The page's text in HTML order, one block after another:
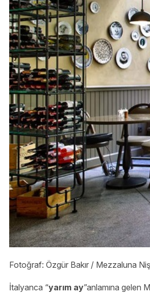
Fotoğraf: Özgür Bakır / Mezzaluna
İtalyanca “yarım ay”anlamına gelen